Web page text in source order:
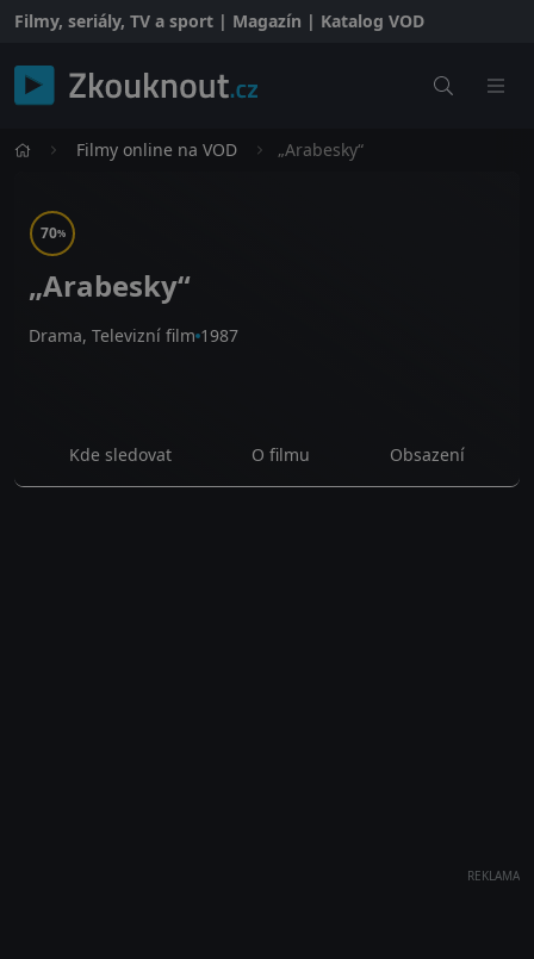
Filmy, seriály, TV a sport | Magazín | Katalog VOD
Filmy online na VOD „Arabesky“
70%
„Arabesky“
Drama, Televizní film 1987
Kde sledovat O filmu Obsazení
REKLAMA